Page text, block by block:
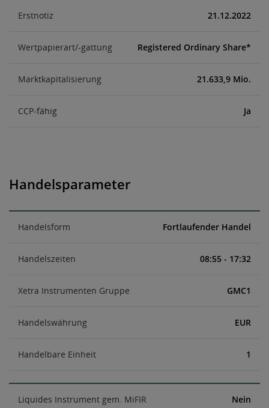
Erstnotiz 21.12.2022
Wertpapierart/-gattung Registered Ordinary Share*
Marktkapitalisierung 21.633,9 Mio.
CCP-fähig Ja
Handelsparameter
Handelsform Fortlaufender Handel
Handelszeiten 08:55 - 17:32
Xetra Instrumenten Gruppe GMC1
Handelswährung EUR
Handelbare Einheit 1
Liquides Instrument gem. MiFIR Nein